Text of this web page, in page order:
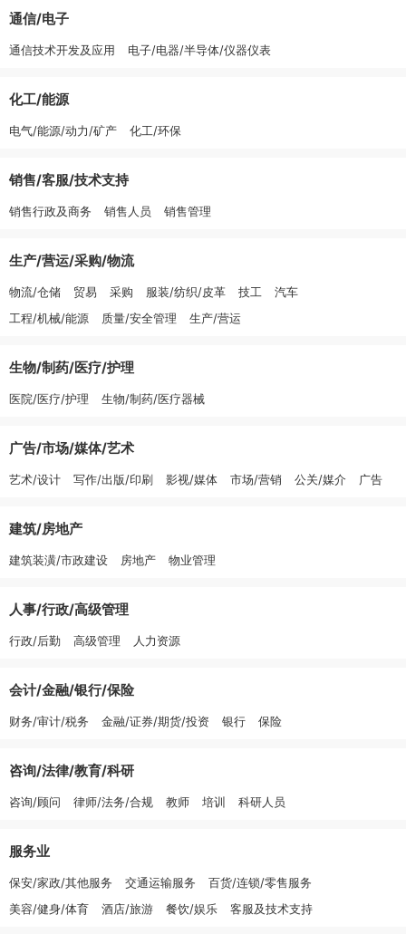
通信/电子
通信技术开发及应用 电子/电器/半导体/仪器仪表
化工/能源
电气/能源/动力/矿产 化工/环保
销售/客服/技术支持
销售行政及商务 销售人员 销售管理
生产/营运/采购/物流
物流/仓储 贸易 采购 服装/纺织/皮革 技工
汽车
工程/机械/能源
质量/安全管理 生产/营运
生物/制药/医疗/护理
医院/医疗/护理 生物/制药/医疗器械
广告/市场/媒体/艺术
艺术/设计 写作/出版/印刷 影视/媒体 市场/营销 公关/媒介 广告
建筑/房地产
建筑装潢/市政建设 房地产 物业管理
人事/行政/高级管理
行政/后勤 高级管理 人力资源
会计/金融/银行/保险
财务/审计/税务 金融/证券/期货/投资 银行 保险
咨询/法律/教育/科研
咨询/顾问 律师/法务/合规 教师 培训 科研人员
服务业
保安/家政/其他服务 交通运输服务
百货/连锁/零售服务
美容/健身/体育
酒店/旅游 餐饮/娱乐 客服及技术支持